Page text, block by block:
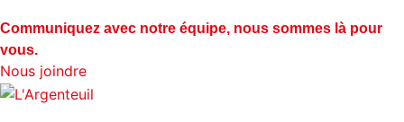
Communiquez avec notre équipe, nous sommes là pour
vous.
Nous joindre